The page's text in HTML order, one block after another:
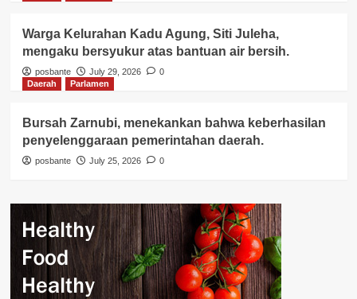
Warga Kelurahan Kadu Agung, Siti Juleha,
mengaku bersyukur atas bantuan air bersih.
posbante July 29, 2026
0
Daerah
Parlamen
Bursah Zarnubi, menekankan bahwa keberhasilan
penyelenggaraan pemerintahan daerah.
posbante July 25, 2026 0